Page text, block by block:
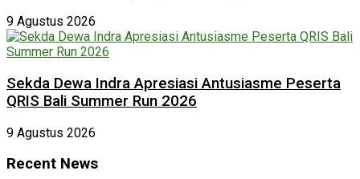
9 Agustus 2026
Sekda Dewa Indra Apresiasi Antusiasme Peserta
QRIS Bali Summer Run 2026
9 Agustus 2026
Recent News